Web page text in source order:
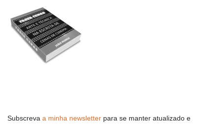
Subscreva a minha newsletter para se manter atualizado e